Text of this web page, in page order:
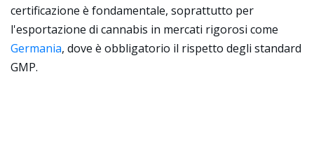
certificazione è fondamentale, soprattutto per
l'esportazione di cannabis in mercati rigorosi come
Germania, dove è obbligatorio il rispetto degli standard
GMP.